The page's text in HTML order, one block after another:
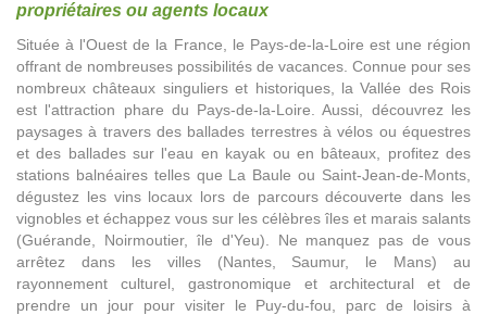
propriétaires ou agents locaux
Située à l'Ouest de la France, le Pays-de-la-Loire est une région
offrant de nombreuses possibilités de vacances. Connue pour ses
nombreux châteaux singuliers et historiques, la Vallée des Rois
est l'attraction phare du Pays-de-la-Loire.
Aussi, découvrez les
paysages à travers des ballades terrestres à vélos ou équestres
et des ballades sur l'eau en kayak ou en bâteaux, profitez des
stations balnéaires telles que La Baule ou Saint-Jean-de-Monts,
dégustez les vins locaux lors de parcours découverte dans les
vignobles et échappez vous sur les célèbres îles et marais salants
(Guérande, Noirmoutier, île d'Yeu). Ne manquez pas de vous
arrêtez dans les villes (Nantes, Saumur, le Mans) au
rayonnement culturel, gastronomique et architectural et de
prendre un jour pour visiter le Puy-du-fou, parc de loisirs à